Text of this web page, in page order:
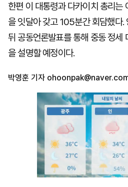
한편 이 대통령과 다카이치 총리는
을 잇달아 갖고 105분간 회담했다.
뒤 공동언론발표를 통해 중동 정세
을 설명할 예정이다.
박영훈 기자